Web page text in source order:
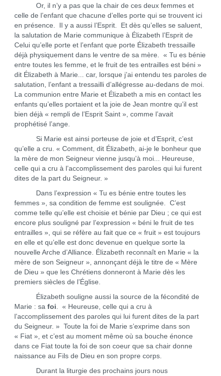
Or, il n’y a pas que la chair de ces deux femmes et
celle de l’enfant que chacune d’elles porte qui se trouvent ici
en présence. Il y a aussi l’Esprit. Et dès qu’elles se saluent,
la salutation de Marie communique à Élizabeth l’Esprit de
Celui qu’elle porte et l’enfant que porte Élizabeth tressaille
déjà physiquement dans le ventre de sa mère. « Tu es bénie
entre toutes les femme, et le fruit de tes entrailles est béni »
dit Élizabeth à Marie... car, lorsque j’ai entendu tes paroles de
salutation, l’enfant a tressailli d’allégresse au-dedans de moi.
La communion entre Marie et Élizabeth a mis en contact les
enfants qu’elles portaient et la joie de Jean montre qu’il est
bien déjà « rempli de l’Esprit Saint », comme l’avait
prophétisé l’ange.
Si Marie est ainsi porteuse de joie et d’Esprit, c’est
qu’elle a cru. « Comment, dit Élizabeth, ai-je le bonheur que
la mère de mon Seigneur vienne jusqu’à moi... Heureuse,
celle qui a cru à l’accomplissement des paroles qui lui furent
dites de la part du Seigneur. »
Dans l’expression « Tu es bénie entre toutes les
femmes », sa condition de femme est soulignée. C’est
comme telle qu’elle est choisie et bénie par Dieu ; ce qui est
encore plus souligné par l’expression « béni le fruit de tes
entrailles », qui se réfère au fait que ce « fruit » est toujours
en elle et qu’elle est donc devenue en quelque sorte la
nouvelle Arche d’Alliance. Élizabeth reconnaît en Marie « la
mère de son Seigneur », annonçant déjà le titre de « Mère
de Dieu » que les Chrétiens donneront à Marie dès les
premiers siècles de l’Église.
Élizabeth souligne aussi la source de la fécondité de
Marie : sa foi . « Heureuse, celle qui a cru à
l’accomplissement des paroles qui lui furent dites de la part
du Seigneur. » Toute la foi de Marie s’exprime dans son
« Fiat », et c’est au moment même où sa bouche énonce
dans ce Fiat toute la foi de son coeur que sa chair donne
naissance au Fils de Dieu en son propre corps.
Durant la liturgie des prochains jours nous